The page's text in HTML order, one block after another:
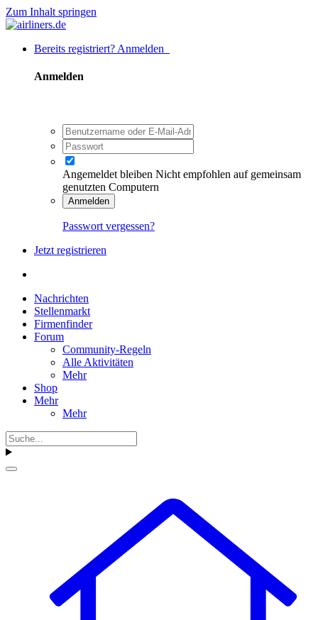
Zum Inhalt springen
Bereits registriert? Anmelden
Anmelden
Angemeldet bleiben Nicht empfohlen auf gemeinsam
genutzten Computern
Anmelden
Passwort vergessen?
Jetzt registrieren
Nachrichten
Stellenmarkt
Firmenfinder
Forum
Community-Regeln
Alle Aktivitäten
Mehr
Shop
Mehr
Mehr